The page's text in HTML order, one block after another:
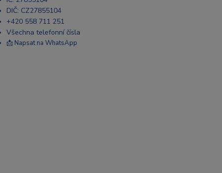
DIČ: CZ27855104
+420 558 711 251
Všechna telefonní čísla
📩 Napsat na WhatsApp